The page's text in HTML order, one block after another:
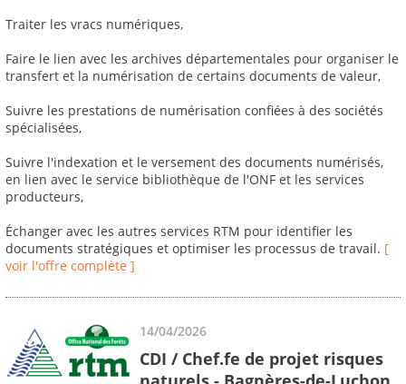
Traiter les vracs numériques,
Faire le lien avec les archives départementales pour organiser le
transfert et la numérisation de certains documents de valeur,
Suivre les prestations de numérisation confiées à des sociétés
spécialisées,
Suivre l'indexation et le versement des documents numérisés,
en lien avec le service bibliothèque de l'ONF et les services
producteurs,
Échanger avec les autres services RTM pour identifier les
documents stratégiques et optimiser les processus de travail. [
voir l'offre complète ]
14/04/2026
CDI / Chef.fe de projet risques